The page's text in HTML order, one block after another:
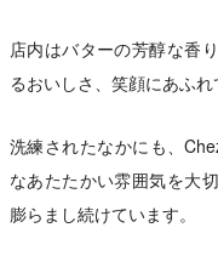
店内はバターの芳醇な香
るおいしさ、笑顔にあふれ
洗練されたなかにも、
なあたたかい雰囲気を大
膨らまし続けています。